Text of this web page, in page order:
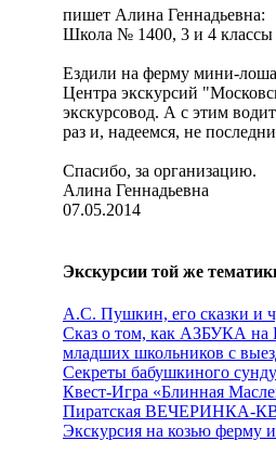
пишет Алина Геннадьевна:
Школа № 1400, 3 и 4 классы
Ездили на ферму мини-
Центра экскурсий
экскурсовод. А с этим
раз и, надеемся, не
Спасибо, за организацию.
Алина Геннадьевна
07.05.2014
Экскурсии той же
А.С. Пушкин, его сказки и
Сказ о том, как АЗБУКА на
младших школьников с
Секреты бабушкиного
Квест-Игра «Блинная
Пиратская ВЕЧЕРИНКА-
Экскурсия на козью ферму